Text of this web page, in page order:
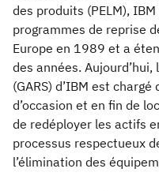
des produits (PELM),
programmes de reprise
Europe en 1989 et a
des années.
(GARS) d’IBM est
d’occasion et en fin de
de redéployer les actifs
processus respectueux
l’élimination des